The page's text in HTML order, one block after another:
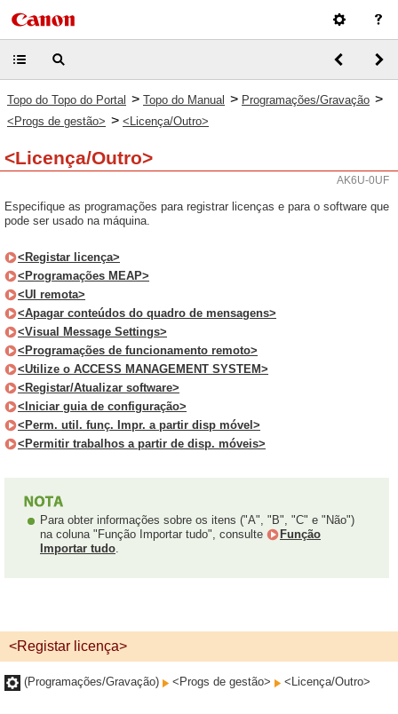
Topo do Topo do Portal > Topo do Manual > Programações/Gravação >
<Progs de gestão> > <Licença/Outro>
<Licença/Outro>
AK6U-0UF
Especifique as programações para registrar licenças e para o software que
pode ser usado na máquina.
<Registar licença>
<Programações MEAP>
<UI remota>
<Apagar conteúdos do quadro de mensagens>
<Visual Message Settings>
<Programações de funcionamento remoto>
<Utilize o ACCESS MANAGEMENT SYSTEM>
<Registar/Atualizar software>
<Iniciar guia de configuração>
<Perm. util. funç. Impr. a partir disp móvel>
<Permitir trabalhos a partir de disp. móveis>
Para obter informações sobre os itens ("A", "B", "C" e "Não")
na coluna "Função Importar tudo", consulte
Função
Importar tudo.
<Registar licença>
(Programações/Gravação) <Progs de gestão> <Licença/Outro>